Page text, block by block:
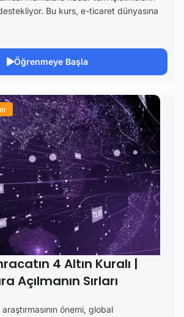
Bu kurs, e-ticaret dünyasına
Öğrenmeye Başla
4 Altın Kuralı |
Açılmanın Sırları
önemi, global